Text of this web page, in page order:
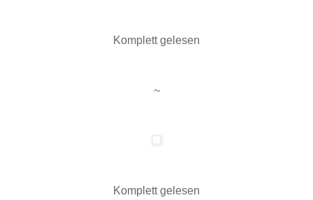
Komplett gelesen
~
Komplett gelesen